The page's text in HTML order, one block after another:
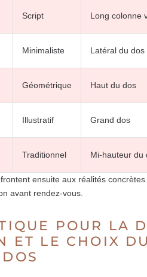
Script Long colonne
Minimaliste Latéral du dos
Géométrique Haut du dos
Illustratif Grand dos
Traditionnel Mi-hauteur du
ensuite aux réalités
avant rendez-vous.
POUR LA
ET LE CHOIX